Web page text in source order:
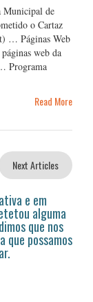
Municipal de
o Cartaz
… Páginas Web
web da
Programa
Read More
Next Articles
e em
alguma
que nos
que possamos